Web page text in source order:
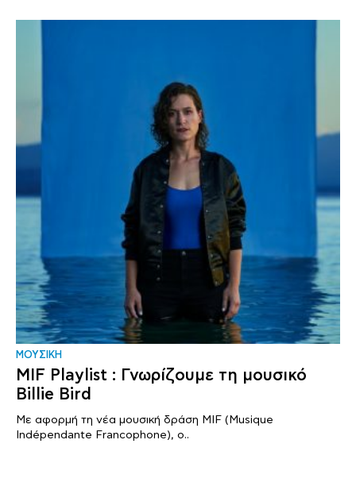
ΜΟΥΣΙΚΗ
MIF Playlist : Γνωρίζουμε τη μουσικό
Billie Bird
Με αφορμή τη νέα μουσική δράση MIF (Musique
Indépendante Francophone), ο..